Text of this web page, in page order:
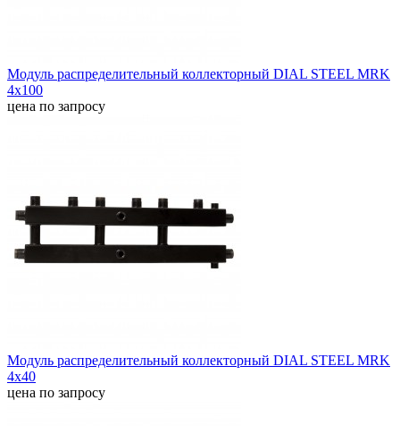
Модуль распределительный коллекторный DIAL STEEL MRK
4х100
цена по запросу
Модуль распределительный коллекторный DIAL STEEL MRK
4х40
цена по запросу